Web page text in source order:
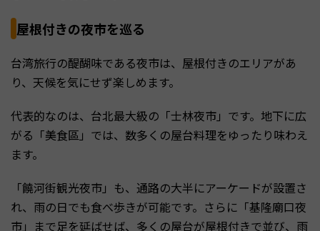
屋根付きの夜市を巡る
台湾旅行の醍醐味である夜市は、屋根付きのエリアがあ
り、天候を気にせず楽しめます。
代表的なのは、台北最大級の「士林夜市」です。地下に広
がる「美食區」では、数多くの屋台料理をゆったり味わえ
ます。
「饒河街観光夜市」も、通路の大半にアーケードが設置さ
れ、雨の日でも食べ歩きが可能です。さらに「基隆廟口夜
市」まで足を延ばせば、多くの屋台が屋根付きで並び、雨